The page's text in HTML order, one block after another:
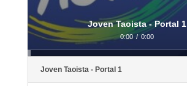
Joven Taoista - Portal 1
0:00 / 0:00
Joven Taoista - Portal 1